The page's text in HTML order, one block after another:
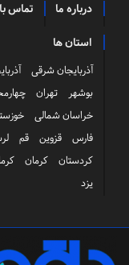
درباره ما تماس
استان ها
آذربایجان شرقی
بوشهر
تهران
خراسان شمالی
فارس
قزوین قم
کردستان
کرمان
یزد